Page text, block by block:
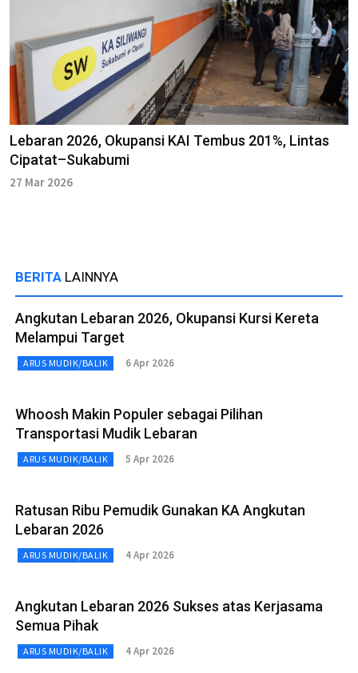
Lebaran 2026, Okupansi KAI Tembus 201%, Lintas
Cipatat–Sukabumi
27 Mar 2026
BERITA LAINNYA
Angkutan Lebaran 2026, Okupansi Kursi Kereta
Melampui Target
ARUS MUDIK/BALIK 6 Apr 2026
Whoosh Makin Populer sebagai Pilihan
Transportasi Mudik Lebaran
ARUS MUDIK/BALIK 5 Apr 2026
Ratusan Ribu Pemudik Gunakan KA Angkutan
Lebaran 2026
ARUS MUDIK/BALIK 4 Apr 2026
Angkutan Lebaran 2026 Sukses atas Kerjasama
Semua Pihak
ARUS MUDIK/BALIK 4 Apr 2026